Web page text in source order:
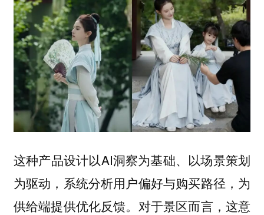
这种产品设计以AI洞察为基础、以场景策划
为驱动，系统分析用户偏好与购买路径，为
供给端提供优化反馈。对于景区而言，这意